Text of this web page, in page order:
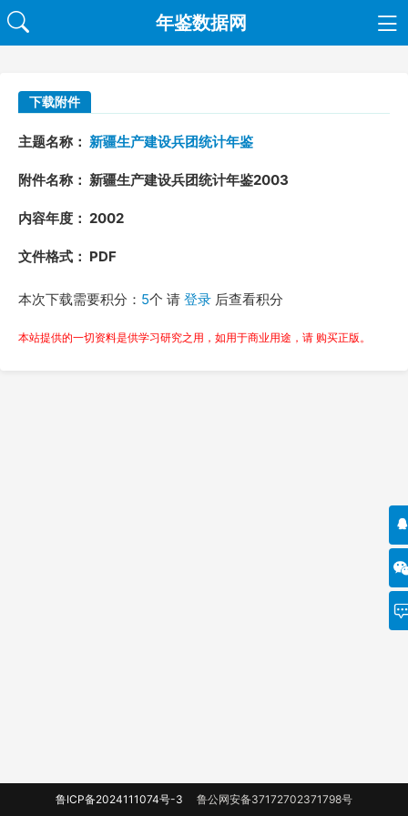
年鉴数据网
下载附件
主题名称： 新疆生产建设兵团统计年鉴
附件名称： 新疆生产建设兵团统计年鉴2003
内容年度： 2002
文件格式： PDF
本次下载需要积分： 5个 请 登录 后查看积分
本站提供的一切资料是供学习研究之用，如用于商业用途，请 购买正版。
鲁ICP备2024111074号-3 鲁公网安备37172702371798号